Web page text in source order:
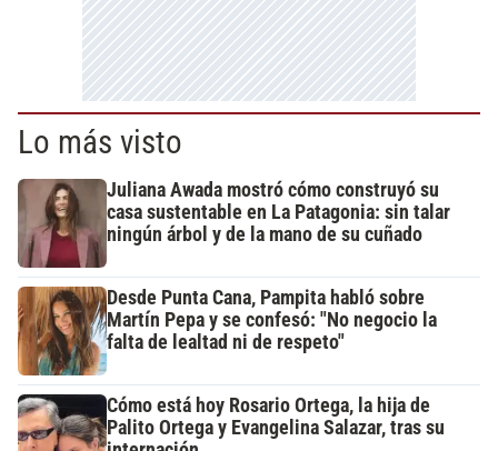
Lo más visto
Juliana Awada mostró cómo construyó su
casa sustentable en La Patagonia: sin talar
ningún árbol y de la mano de su cuñado
Desde Punta Cana, Pampita habló sobre
Martín Pepa y se confesó: "No negocio la
falta de lealtad ni de respeto"
Cómo está hoy Rosario Ortega, la hija de
Palito Ortega y Evangelina Salazar, tras su